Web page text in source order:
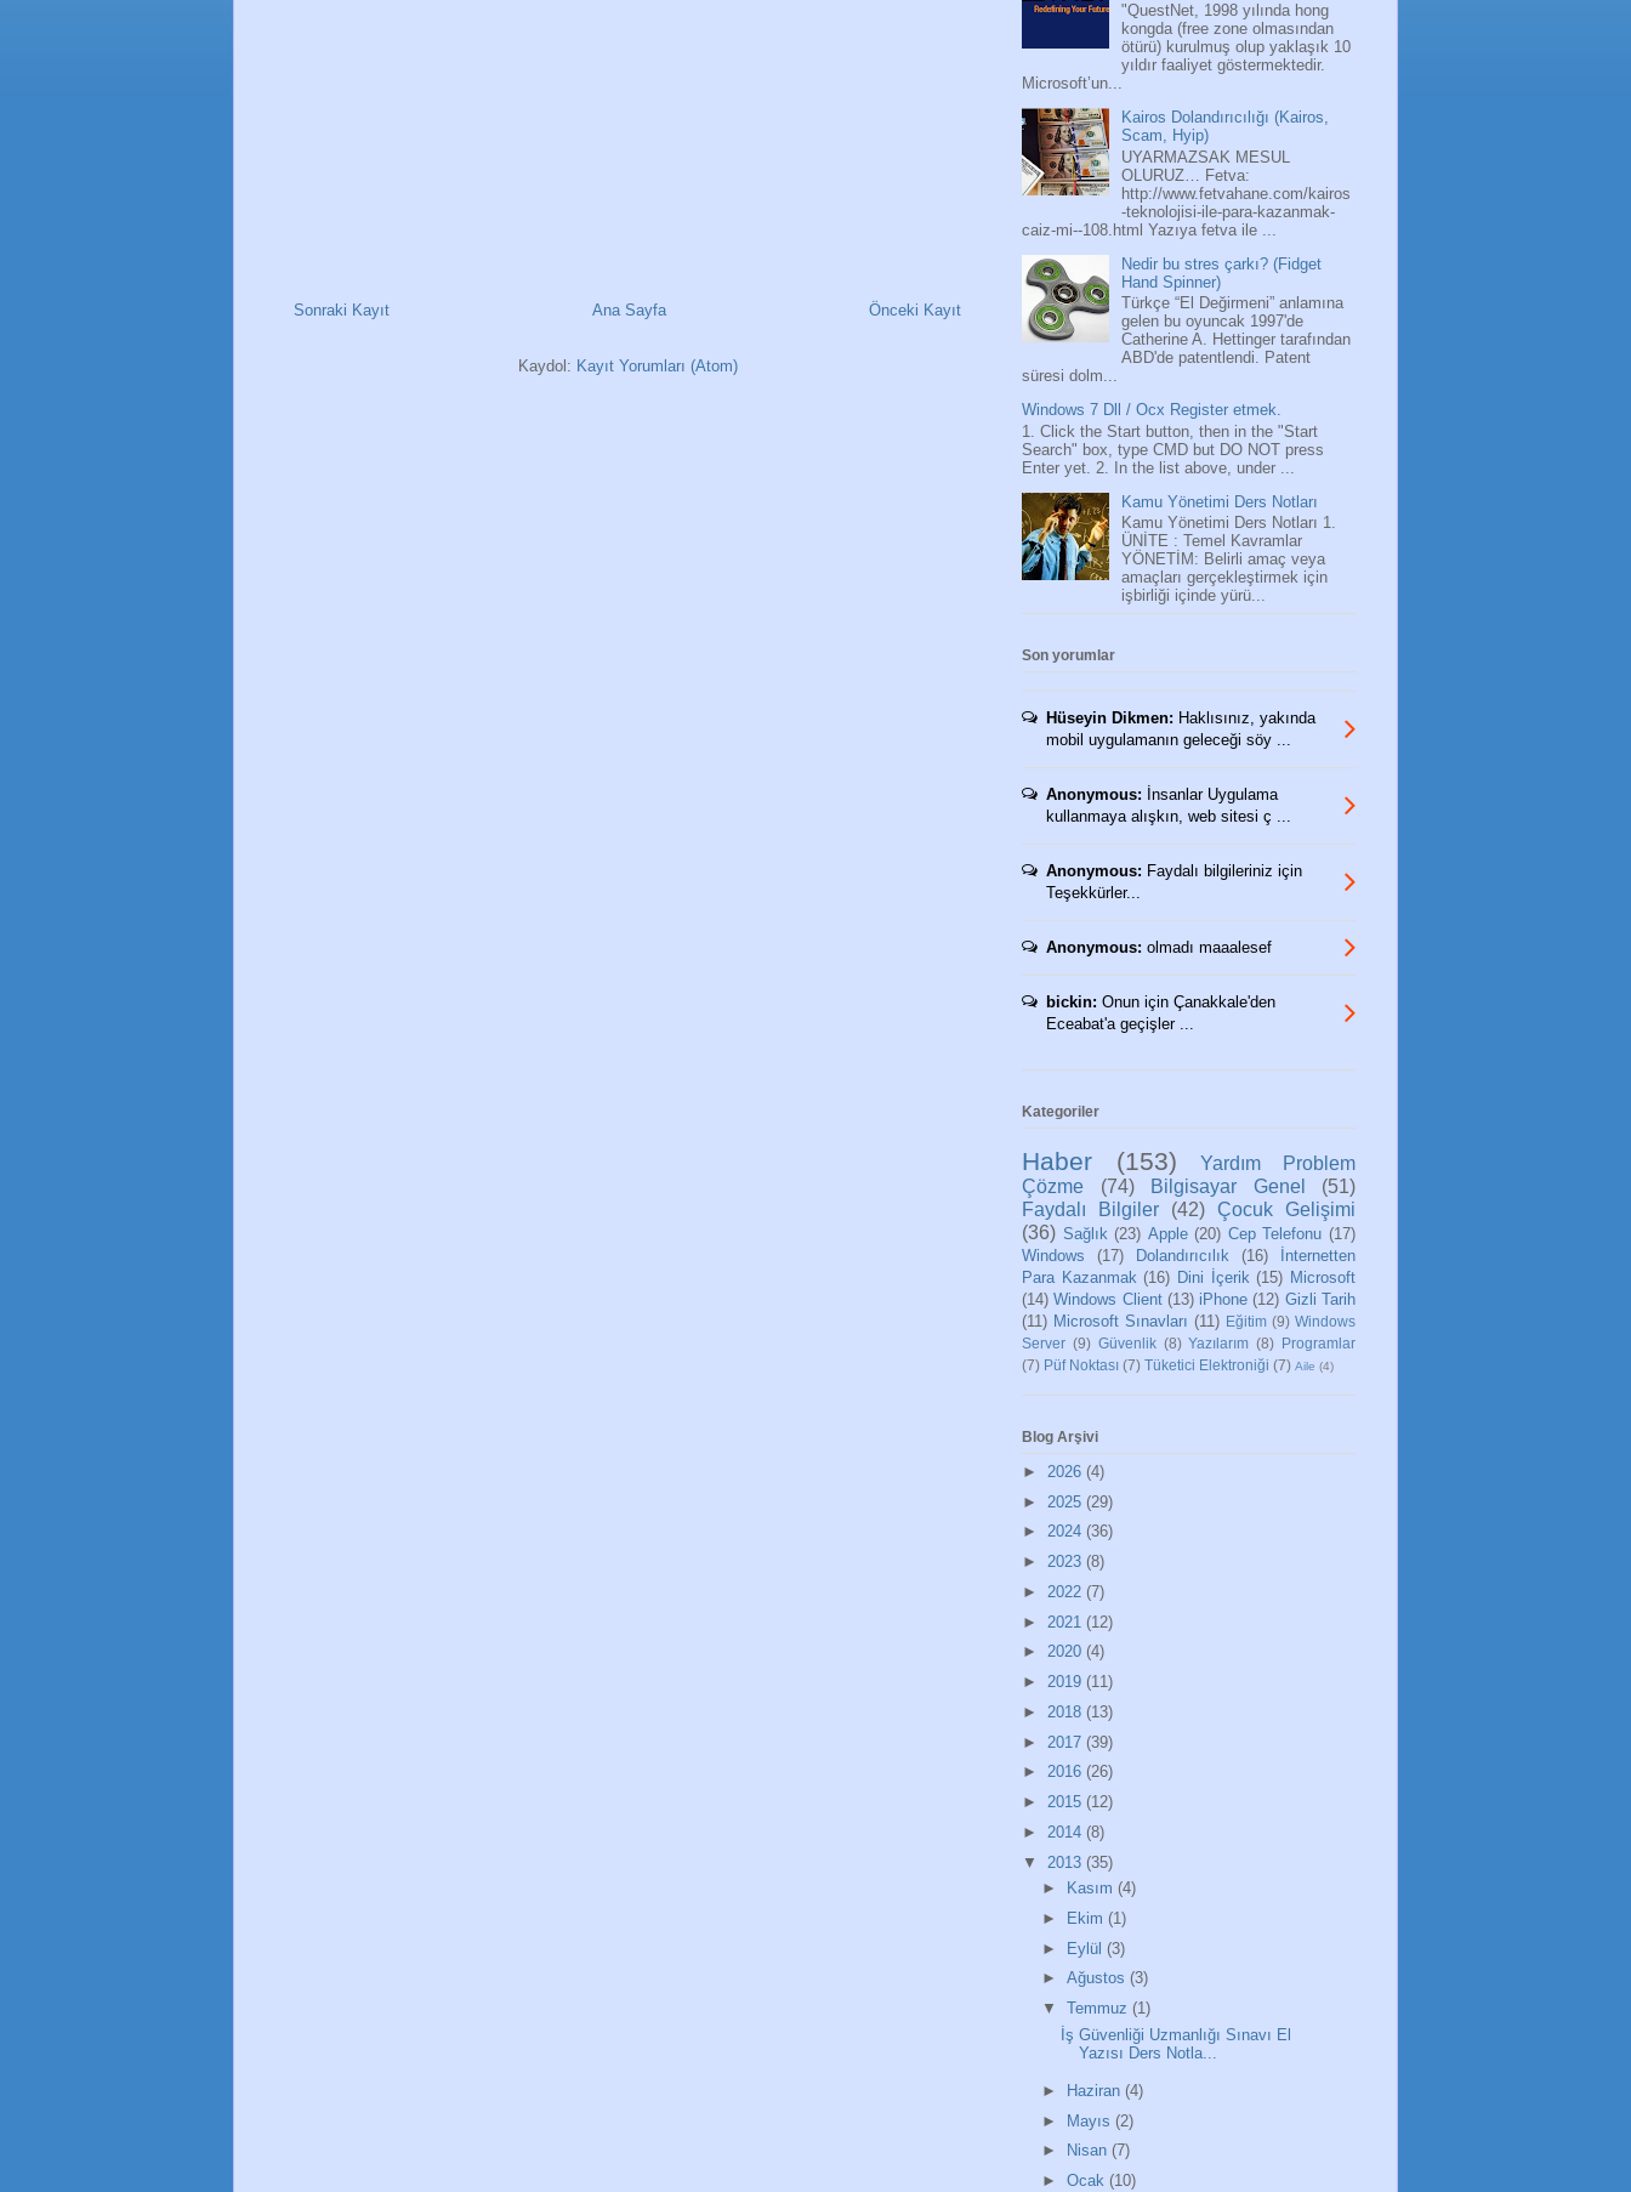
Sonraki Kayıt Önceki Kayıt
Ana Sayfa
Kaydol: Kayıt Yorumları (Atom)
"QuestNet, 1998 yılında hong
kongda (free zone olmasından
ötürü) kurulmuş olup yaklaşık 10
yıldır faaliyet göstermektedir.
Microsoft’un...
Kairos Dolandırıcılığı (Kairos,
Scam, Hyip)
UYARMAZSAK MESUL
OLURUZ… Fetva:
http://www.fetvahane.com/kairos
-teknolojisi-ile-para-kazanmak-
caiz-mi--108.html Yazıya fetva ile ...
Nedir bu stres çarkı? (Fidget
Hand Spinner)
Türkçe “El Değirmeni” anlamına
gelen bu oyuncak 1997'de
Catherine A. Hettinger tarafından
ABD'de patentlendi. Patent
süresi dolm...
Windows 7 Dll / Ocx Register etmek.
1. Click the Start button, then in the "Start
Search" box, type CMD but DO NOT press
Enter yet. 2. In the list above, under ...
Kamu Yönetimi Ders Notları
Kamu Yönetimi Ders Notları 1.
ÜNİTE : Temel Kavramlar
YÖNETİM: Belirli amaç veya
amaçları gerçekleştirmek için
işbirliği içinde yürü...
Son yorumlar
Hüseyin Dikmen: Haklısınız, yakında
mobil uygulamanın geleceği söy ...
Anonymous: İnsanlar Uygulama
kullanmaya alışkın, web sitesi ç ...
Anonymous: Faydalı bilgileriniz için
Teşekkürler...
Anonymous: olmadı maaalesef
bickin: Onun için Çanakkale'den
Eceabat'a geçişler ...
Kategoriler
Haber (153)
Yardım Problem
Çözme
(74) Bilgisayar Genel
(51)
Faydalı Bilgiler
(42) Çocuk Gelişimi
(36) Sağlık (23) Apple (20) Cep Telefonu (17)
Windows
(17) Dolandırıcılık (16)
İnternetten
Para Kazanmak (16) Dini İçerik (15) Microsoft
(14) Windows Client (13) iPhone (12) Gizli Tarih
(11) Microsoft Sınavları (11) Eğitim (9) Windows
Server (9) Güvenlik (8) Yazılarım (8)
Programlar
(7) Püf Noktası (7) Tüketici Elektroniği (7) Aile (4)
Blog Arşivi
► 2026 (4)
► 2025 (29)
► 2024 (36)
► 2023 (8)
► 2022 (7)
► 2021 (12)
► 2020 (4)
► 2019 (11)
► 2018 (13)
► 2017 (39)
► 2016 (26)
► 2015 (12)
► 2014 (8)
▼ 2013 (35)
►
Kasım (4)
►
Ekim (1)
► Eylül (3)
► Ağustos (3)
▼ Temmuz (1)
İş Güvenliği Uzmanlığı Sınavı El
Yazısı Ders Notla...
► Haziran (4)
► Mayıs (2)
►
Nisan (7)
► Ocak (10)